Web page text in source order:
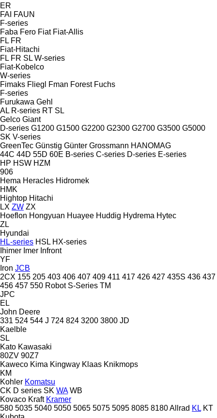
ER
FAI FAUN
F-series
Faba Fero Fiat Fiat-Allis
FL FR
Fiat-Hitachi
FL FR SL W-series
Fiat-Kobelco
W-series
Fimaks Fliegl Fman Forest Fuchs
F-series
Furukawa Gehl
AL R-series RT SL
Gelco Giant
D-series G1200 G1500 G2200 G2300 G2700 G3500 G5000
SK V-series
GreenTec Günstig Günter Grossmann HANOMAG
44C 44D 55D 60E B-series C-series D-series E-series
HP HSW HZM
906
Hema Heracles Hidromek
HMK
Hightop Hitachi
LX ZW ZX
Hoeflon Hongyuan Huayee Huddig Hydrema Hytec
ZL
Hyundai
HL-series HSL HX-series
Ihimer Imer Infront
YF
Iron JCB
2CX 155 205 403 406 407 409 411 417 426 427 435S 436 437
456 457 550 Robot S-Series TM
JPC
EL
John Deere
331 524 544 J 724 824 3200 3800 JD
Kaelble
SL
Kato Kawasaki
80ZV 90Z7
Kaweco Kima Kingway Klaas Knikmops
KM
Kohler Komatsu
CK D series SK WA WB
Kovaco Kraft Kramer
580 5035 5040 5050 5065 5075 5095 8085 8180Allrad KL KT